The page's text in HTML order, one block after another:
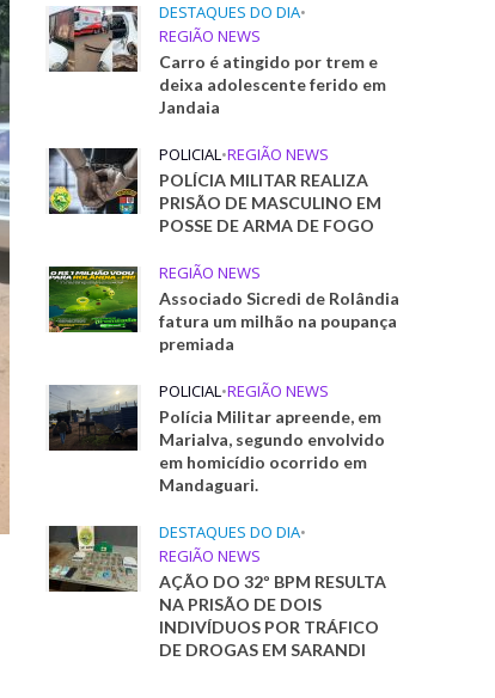
DESTAQUES DO DIA•
REGIÃO NEWS
Carro é atingido por trem e
deixa adolescente ferido em
Jandaia
POLICIAL•REGIÃO NEWS
POLÍCIA MILITAR REALIZA
PRISÃO DE MASCULINO EM
POSSE DE ARMA DE FOGO
REGIÃO NEWS
Associado Sicredi de Rolândia
fatura um milhão na poupança
premiada
POLICIAL•REGIÃO NEWS
Polícia Militar apreende, em
Marialva, segundo envolvido
em homicídio ocorrido em
Mandaguari.
DESTAQUES DO DIA•
REGIÃO NEWS
AÇÃO DO 32º BPM RESULTA
NA PRISÃO DE DOIS
INDIVÍDUOS POR TRÁFICO
DE DROGAS EM SARANDI